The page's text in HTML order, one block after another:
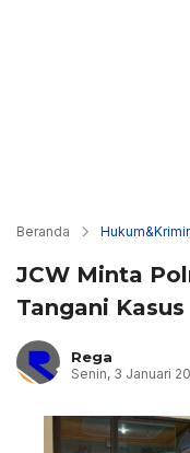
Beranda
JCW Minta
Tangani
Rega
Senin, 3 Januari